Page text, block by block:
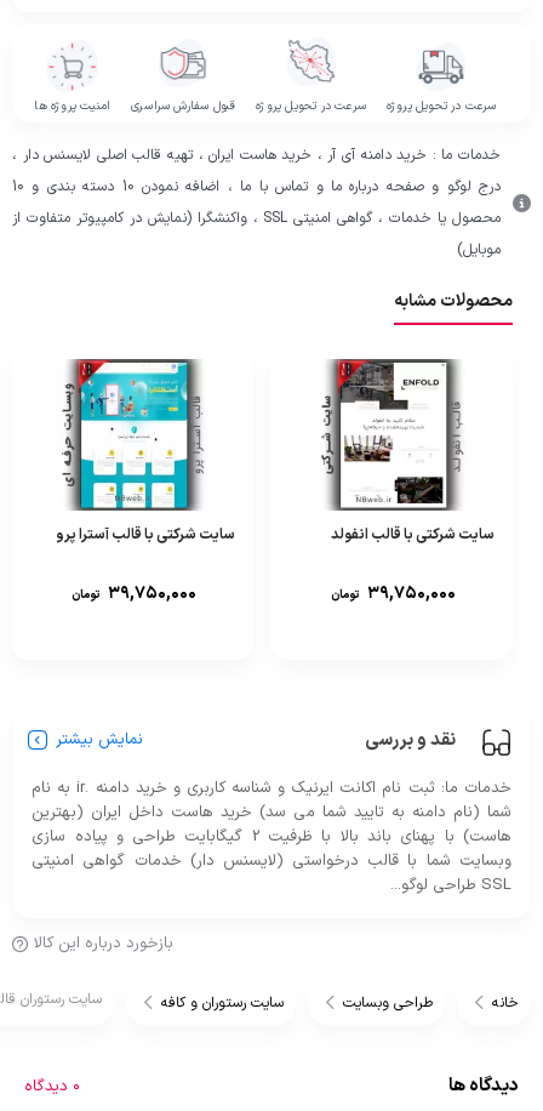
سرعت در تحویل پروژه سرعت در تحویل پروژه قبول سفارش سراسری امنیت پروژه ها
خدمات ما : خرید دامنه آی آر ، خرید هاست ایران ، تهیه قالب اصلی لایسنس دار ،
درج لوگو و صفحه درباره ما و تماس با ما ، اضافه نمودن 10 دسته بندی و 10
محصول یا خدمات ، گواهی امنیتی SSL ، واکنشگرا (نمایش در کامپیوتر متفاوت از
موبایل)
محصولات مشابه
سایت شرکتی با قالب انفولد
۳۹,۷۵۰,۰۰۰ تومان
سایت شرکتی با قالب آسترا پرو
۳۹,۷۵۰,۰۰۰ تومان
نقد و بررسی نمایش بیشتر
خدمات ما: ثبت نام اکانت ایرنیک و شناسه کاربری و خرید دامنه .ir به نام
شما (نام دامنه به تایید شما می سد) خرید هاست داخل ایران (بهترین
هاست) با پهنای باند بالا با ظرفیت 2 گیگابایت طراحی و پیاده سازی
وبسایت شما با قالب درخواستی (لایسنس دار) خدمات گواهی امنیتی
SSL طراحی لوگو...
بازخورد درباره این کالا
خانه طراحی وبسایت سایت رستوران و کافه سایت رستوران
دیدگاه ها 0 دیدگاه